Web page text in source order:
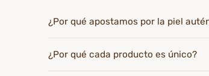
¿Por qué apostamos por la piel
¿Por qué cada producto es único?